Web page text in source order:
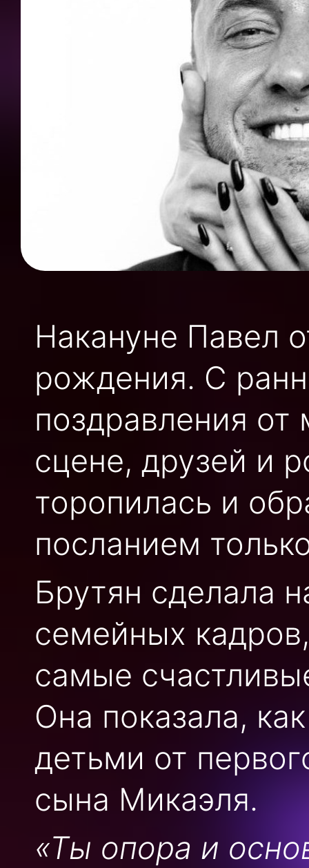
Накануне Павел
рождения. С
поздравления от
сцене, друзей и
торопилась и
посланием
Брутян сделала
семейных
самые
Она показала,
детьми от
сына Микаэля.
«Ты опора и